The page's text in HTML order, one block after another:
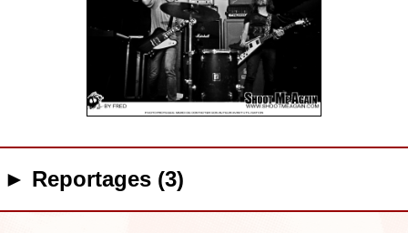
► Reportages (3)